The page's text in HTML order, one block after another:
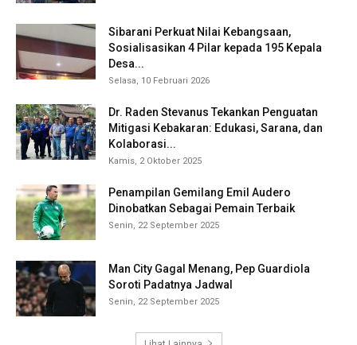
Sibarani Perkuat Nilai Kebangsaan,
Sosialisasikan 4 Pilar kepada 195 Kepala
Desa...
Selasa, 10 Februari 2026
Dr. Raden Stevanus Tekankan Penguatan
Mitigasi Kebakaran: Edukasi, Sarana, dan
Kolaborasi...
Kamis, 2 Oktober 2025
Penampilan Gemilang Emil Audero
Dinobatkan Sebagai Pemain Terbaik
Senin, 22 September 2025
Man City Gagal Menang, Pep Guardiola
Soroti Padatnya Jadwal
Senin, 22 September 2025